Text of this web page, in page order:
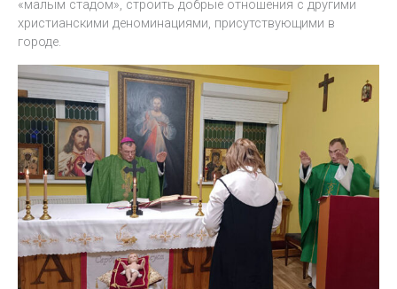
«малым стадом», строить добрые отношения с другими
христианскими деноминациями, присутствующими в
городе.